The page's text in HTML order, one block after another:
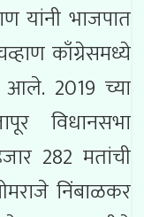
यांनी भाजपात
काँग्रेसमध्ये
2019 च्या
विधानसभा
282 मतांची
निंबाळकर